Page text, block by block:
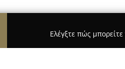
Ελέγξτε πώς